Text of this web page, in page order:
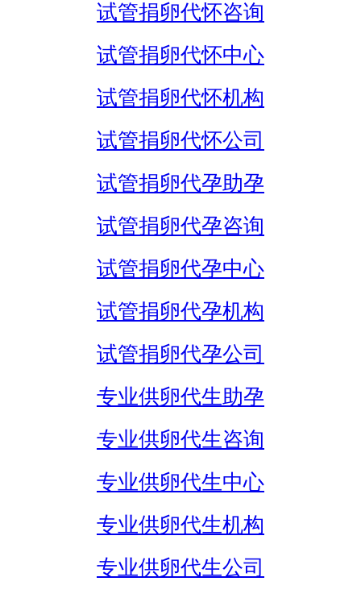
试管捐卵代怀咨询
试管捐卵代怀中心
试管捐卵代怀机构
试管捐卵代怀公司
试管捐卵代孕助孕
试管捐卵代孕咨询
试管捐卵代孕中心
试管捐卵代孕机构
试管捐卵代孕公司
专业供卵代生助孕
专业供卵代生咨询
专业供卵代生中心
专业供卵代生机构
专业供卵代生公司